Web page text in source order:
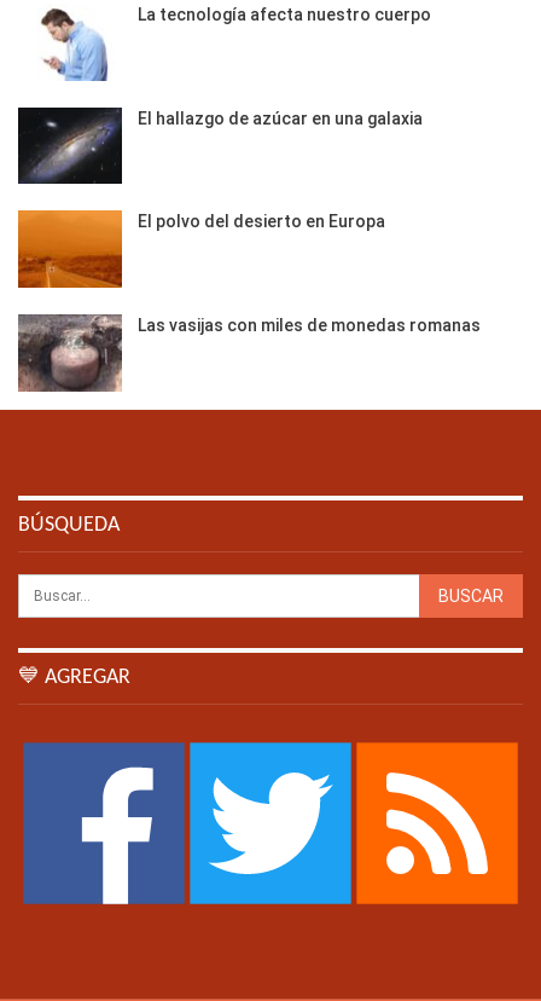
La tecnología afecta nuestro cuerpo
El hallazgo de azúcar en una galaxia
El polvo del desierto en Europa
Las vasijas con miles de monedas romanas
BÚSQUEDA
💙 AGREGAR